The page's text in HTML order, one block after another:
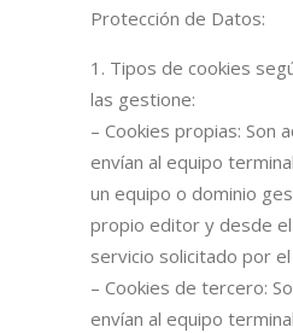
Protección de Datos:
1. Tipos de cookies
las gestione:
– Cookies propias: Son
envían al equipo
un equipo o dominio
propio editor y desde
servicio solicitado por el
– Cookies de tercero:
envían al equipo